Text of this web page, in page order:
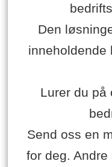
Den
inneholdende
Lurer du på
Send oss en
for deg.